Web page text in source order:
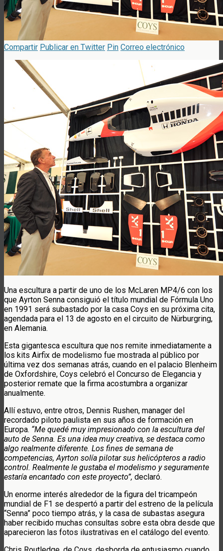
Compartir Publicar en Twitter Pin Correo electrónico
Una escultura a partir de uno de los McLaren MP4/6 con los
que Ayrton Senna consiguió el título mundial de Fórmula Uno
en 1991 será subastado por la casa Coys en su próxima cita,
agendada para el 13 de agosto en el circuito de Nürburgring,
en Alemania.
Esta gigantesca escultura que nos remite inmediatamente a
los kits Airfix de modelismo fue mostrada al público por
última vez dos semanas atrás, cuando en el palacio Blenheim
de Oxfordshire, Coys celebró el Concurso de Elegancia y
posterior remate que la firma acostumbra a organizar
anualmente.
Allí estuvo, entre otros, Dennis Rushen, manager del
recordado piloto paulista en sus años de formación en
Europa. “Me quedé muy impresionado con la escultura del
auto de Senna. Es una idea muy creativa, se destaca como
algo realmente diferente. Los fines de semana de
competencias, Ayrton solía pilotar sus helicópteros a radio
control. Realmente le gustaba el modelismo y seguramente
estaría encantado con este proyecto”, declaró.
Un enorme interés alrededor de la figura del tricampeón
mundial de F1 se despertó a partir del estreno de la película
“Senna” poco tiempo atrás, y la casa de subastas asegura
haber recibido muchas consultas sobre esta obra desde que
aparecieron las fotos ilustrativas en el catálogo del evento.